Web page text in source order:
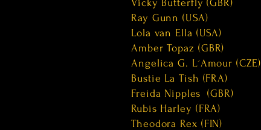
Vicky Butterfly (GBR)
Ray Gunn (USA)
Lola van Ella (USA)
Amber Topaz (GBR)
Angelica G. L´Amour (CZE)
Bustie La Tish (FRA)
Freida Nipples (GBR)
Rubis Harley (FRA)
Theodora Rex (FIN)